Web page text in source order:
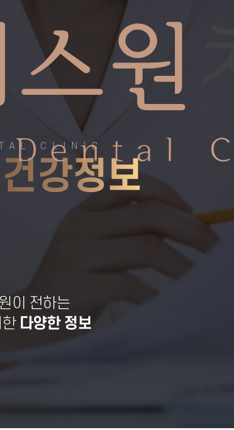
CLINIC
건강정보
이 전하는
다양한 정보